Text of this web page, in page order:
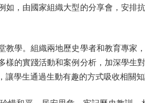
如，由國家組織大型的分享會，安
學。組織兩地歷史學者和教育專家
樣的實踐活動和案例分析，加深學生
學生通過生動有趣的方式吸收相關知